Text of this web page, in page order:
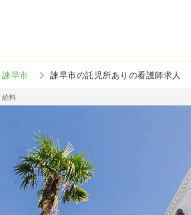
諫早市 諫早市の託児所ありの看護師求人
給料